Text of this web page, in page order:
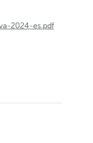
2024-es.pdf